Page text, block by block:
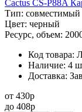
Cactus CS-P88A
Тип: совместимый
Цвет: черный
Ресурс, объем:
Код товара:
Наличие: 4
Доставка:
от 430p
до 408p